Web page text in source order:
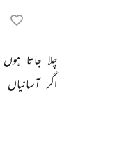
چلا جاتا ہوں
اگر آسانیاں